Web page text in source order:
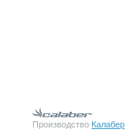
Производство Калабер